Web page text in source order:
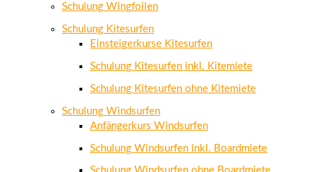
Schulung Wingfoilen
Schulung Kitesurfen
Einsteigerkurse Kitesurfen
Schulung Kitesurfen inkl. Kitemiete
Schulung Kitesurfen ohne Kitemiete
Schulung Windsurfen
Anfängerkurs Windsurfen
Schulung Windsurfen inkl. Boardmiete